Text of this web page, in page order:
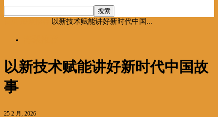
以新技术赋能讲好新时代中国...
以新技术赋能讲好新时代中国故
事
25 2 月, 2026